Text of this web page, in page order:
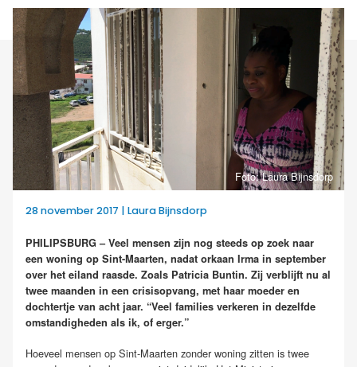
Foto: Laura Bijnsdorp
28 november 2017 | Laura Bijnsdorp
PHILIPSBURG – Veel mensen zijn nog steeds op zoek naar
een woning op Sint-Maarten, nadat orkaan Irma in september
over het eiland raasde. Zoals Patricia Buntin. Zij verblijft nu al
twee maanden in een crisisopvang, met haar moeder en
dochtertje van acht jaar. “Veel families verkeren in dezelfde
omstandigheden als ik, of erger.”
Hoeveel mensen op Sint-Maarten zonder woning zitten is twee